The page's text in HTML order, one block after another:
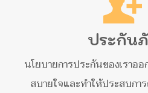
ประกัน
นโยบายการประกันของเราอ
สบายใจและทำให้ประสบกา